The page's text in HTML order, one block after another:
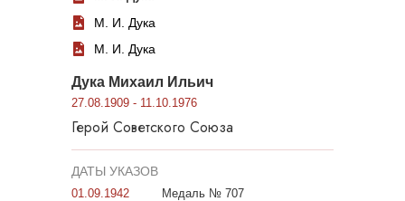
М. И. Дука
М. И. Дука
Дука Михаил Ильич
27.08.1909 - 11.10.1976
Герой Советского Союза
ДАТЫ УКАЗОВ
01.09.1942 Медаль № 707